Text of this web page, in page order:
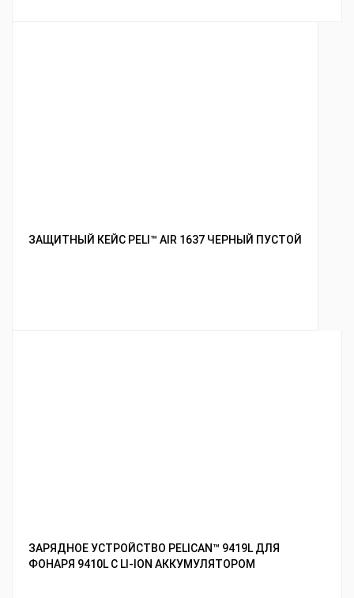
ЗАЩИТНЫЙ КЕЙС PELI™ AIR 1637 ЧЕРНЫЙ ПУСТОЙ
ЗАРЯДНОЕ УСТРОЙСТВО PELICAN™ 9419L ДЛЯ
ФОНАРЯ 9410L С LI-ION АККУМУЛЯТОРОМ